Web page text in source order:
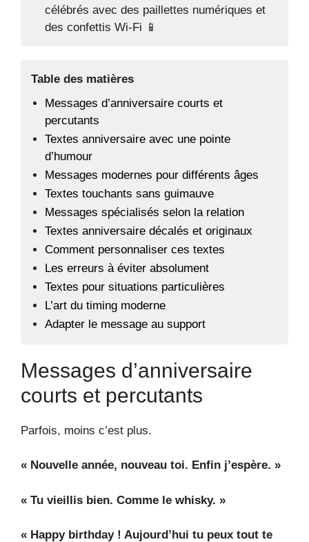
célébrés avec des paillettes numériques et
des confettis Wi-Fi 📱
Table des matières
Messages d’anniversaire courts et
percutants
Textes anniversaire avec une pointe
d’humour
Messages modernes pour différents âges
Textes touchants sans guimauve
Messages spécialisés selon la relation
Textes anniversaire décalés et originaux
Comment personnaliser ces textes
Les erreurs à éviter absolument
Textes pour situations particulières
L’art du timing moderne
Adapter le message au support
Messages d’anniversaire
courts et percutants
Parfois, moins c’est plus.
« Nouvelle année, nouveau toi. Enfin j’espère. »
« Tu vieillis bien. Comme le whisky. »
« Happy birthday ! Aujourd’hui tu peux tout te